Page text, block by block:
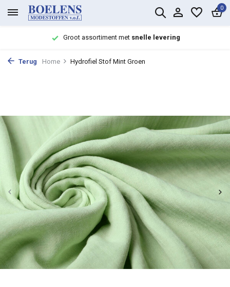
0
Groot assortiment met snelle levering
Terug Home Hydrofiel Stof Mint Groen